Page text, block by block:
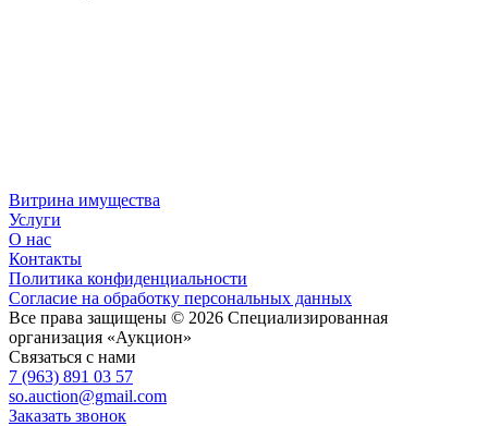
Витрина имущества
Услуги
О нас
Контакты
Политика конфиденциальности
Согласие на обработку персональных данных
Все права защищены © 2026 Специализированная
организация «Аукцион»
Связаться с нами
7 (963) 891 03 57
so.auction@gmail.com
Заказать звонок